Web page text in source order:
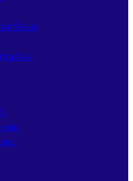
อร์Asus
ยAsus